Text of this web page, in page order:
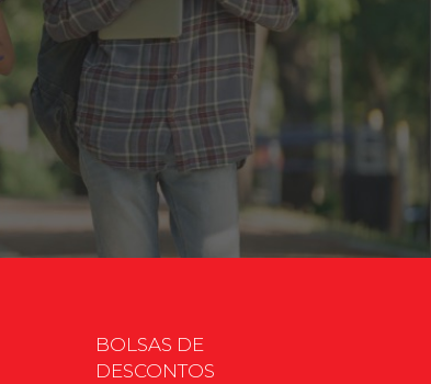
BOLSAS DE
DESCONTOS